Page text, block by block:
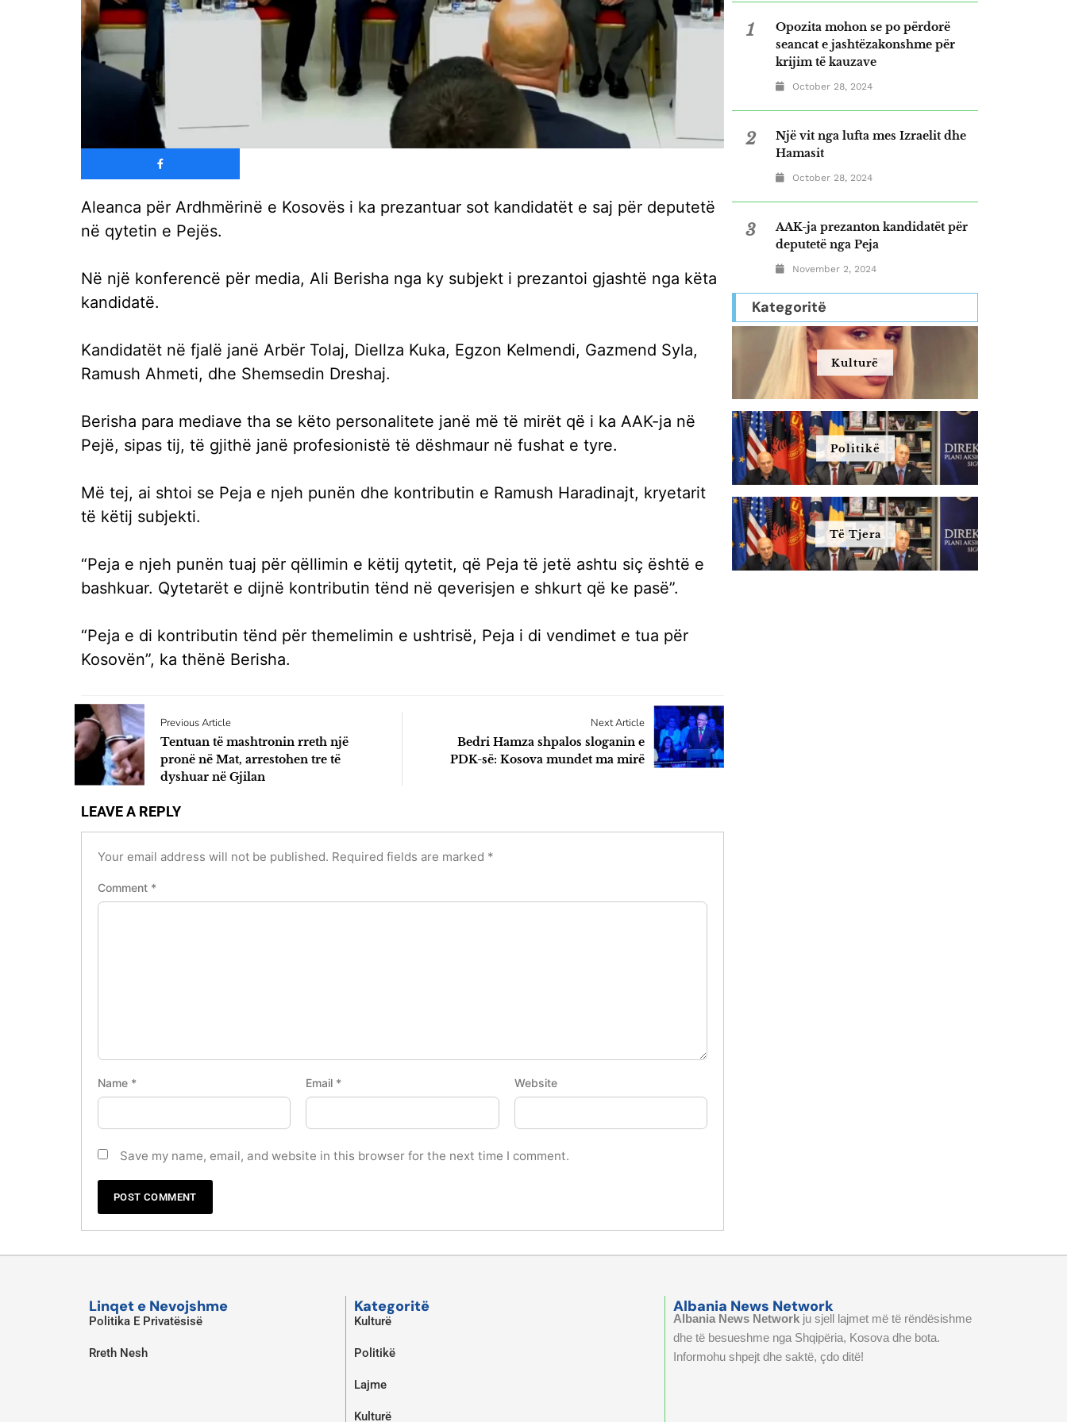
Aleanca për Ardhmërinë e Kosovës i ka prezantuar sot kandidatët e saj për deputetë
në qytetin e Pejës.
Në një konferencë për media, Ali Berisha nga ky subjekt i prezantoi gjashtë nga këta
kandidatë.
Kandidatët në fjalë janë Arbër Tolaj, Diellza Kuka, Egzon Kelmendi, Gazmend Syla,
Ramush Ahmeti, dhe Shemsedin Dreshaj.
Berisha para mediave tha se këto personalitete janë më të mirët që i ka AAK-ja në
Pejë, sipas tij, të gjithë janë profesionistë të dëshmaur në fushat e tyre.
Më tej, ai shtoi se Peja e njeh punën dhe kontributin e Ramush Haradinajt, kryetarit
të këtij subjekti.
“Peja e njeh punën tuaj për qëllimin e këtij qytetit, që Peja të jetë ashtu siç është e
bashkuar. Qytetarët e dijnë kontributin tënd në qeverisjen e shkurt që ke pasë”.
“Peja e di kontributin tënd për themelimin e ushtrisë, Peja i di vendimet e tua për
Kosovën”, ka thënë Berisha.
Previous Article
Tentuan të mashtronin rreth një
pronë në Mat, arrestohen tre të
dyshuar në Gjilan
Next Article
Bedri Hamza shpalos sloganin e
PDK-së: Kosova mundet ma mirë
LEAVE A REPLY
Your email address will not be published. Required fields are marked *
Comment *
Name * Email * Website
Save my name, email, and website in this browser for the next time I comment.
1
Opozita mohon se po përdorë
seancat e jashtëzakonshme për
krijim të kauzave
October 28, 2024
2
Një vit nga lufta mes Izraelit dhe
Hamasit
October 28, 2024
3
AAK-ja prezanton kandidatët për
deputetë nga Peja
November 2, 2024
Kategoritë
Kulturë
Politikë
Të Tjera
Linqet e Nevojshme
Politika E Privatësisë
Rreth Nesh
Kategoritë
Kulturë
Politikë
Lajme
Kulturë
Albania News Network
Albania News Networkju sjell lajmet më të rëndësishme
dhe të besueshme nga Shqipëria, Kosova dhe bota.
Informohu shpejt dhe saktë, çdo ditë!